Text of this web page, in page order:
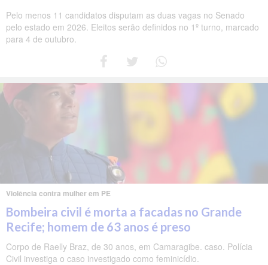
Pelo menos 11 candidatos disputam as duas vagas no Senado
pelo estado em 2026. Eleitos serão definidos no 1º turno, marcado
para 4 de outubro.
Violência contra mulher em PE
Bombeira civil é morta a facadas no Grande
Recife; homem de 63 anos é preso
Corpo de Raelly Braz, de 30 anos, em Camaragibe. caso. Polícia
Civil investiga o caso investigado como feminicídio.